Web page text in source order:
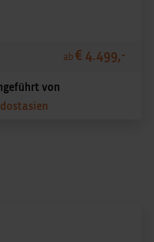
ab € 4.499,-
von